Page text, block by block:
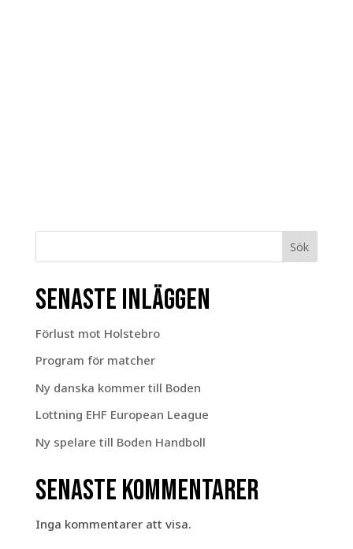
Sök
Senaste inläggen
Förlust mot Holstebro
Program för matcher
Ny danska kommer till Boden
Lottning EHF European League
Ny spelare till Boden Handboll
Senaste kommentarer
Inga kommentarer att visa.